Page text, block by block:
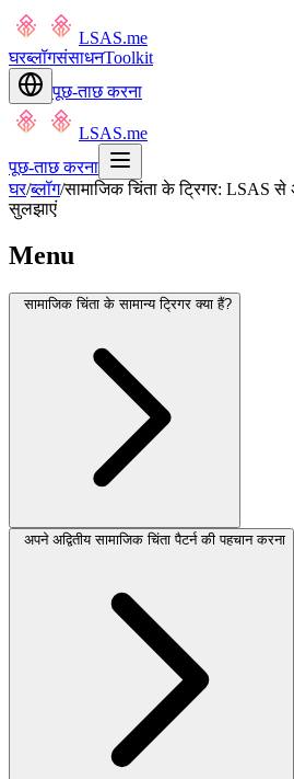
LSAS.me
घरब्लॉगसंसाधनToolkit
पूछ-ताछ करना
LSAS.me
पूछ-ताछ करना
घर/ब्लॉग/सामाजिक चिंता के ट्रिगर: LSAS
सुलझाएं
Menu
सामाजिक चिंता के सामान्य ट्रिगर क्या हैं?
अपने अद्वितीय सामाजिक चिंता पैटर्न की पहचान करना